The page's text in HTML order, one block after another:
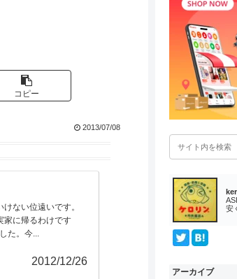
コピー
2013/07/08
ない位遠いです。
家に帰るわけです
た。今...
2012/12/26
安
アーカイブ